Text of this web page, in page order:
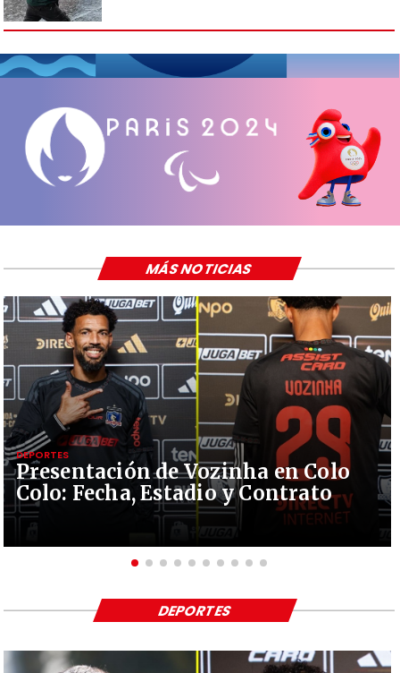
Presentación de Vozinha en Colo
Colo: Fecha, Estadio y Contrato
DEPORTES
MÁS NOTICIAS
DEPORTES